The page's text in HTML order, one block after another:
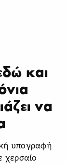
και
να
υπογραφή
χερσαίο